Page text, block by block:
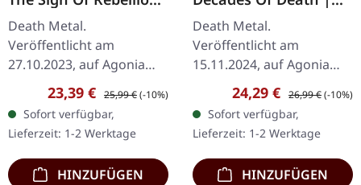
| SPLATTER LP
Death Metal.
Veröffentlicht am
27.10.2023, auf Agonia
Records. Rotes Vinyl mit
schwarzen Splattern.
Limitiert auf 300
handnummerierte
Exemplare. Es…
Verkaufspreis:
23,39 € Regulärer Preis:
25,99 €(-10%)
Sofort verfügbar,
Lieferzeit: 1-2 Werktage
HINZUFÜGEN
CLEAR/RED SMOKE
LP+DVD
Death Metal.
Veröffentlicht am
15.11.2024, auf Agonia
Records. Klares Vinyl mit
rotem Rauch + Bonus-
DVD, limitiert auf 100
Exemplare. "Four
Decades…
Verkaufspreis:
24,29 € Regulärer Preis:
26,99 €(-10%)
Sofort verfügbar,
Lieferzeit: 1-2 Werktage
HINZUFÜGEN